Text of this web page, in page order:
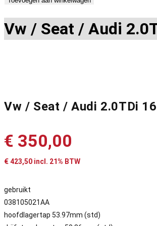
Vw / Seat / Audi
Vw / Seat / Audi 2.0TDi
€ 350,00
€423,50 incl. 21% BTW
gebruikt
038105021AA
hoofdlagertap 53.97mm (std)